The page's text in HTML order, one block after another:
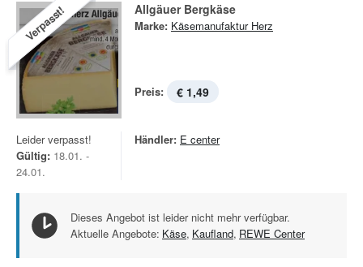
Verpasst! Allgäuer Bergkäse
Marke: Käsemanufaktur Herz
Preis: € 1,49
Leider verpasst!
Gültig: 18.01. -
24.01.
Händler: E center
Dieses Angebot ist leider nicht mehr verfügbar.
Aktuelle Angebote: Käse, Kaufland, REWE Center